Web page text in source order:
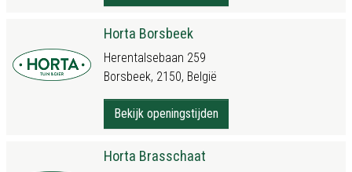
Horta Borsbeek
Herentalsebaan 259
Borsbeek, 2150, België
Bekijk openingstijden
Horta Brasschaat